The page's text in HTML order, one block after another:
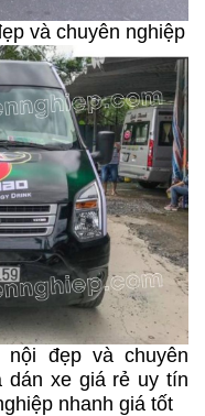
và chuyên nghiệp
đẹp và chuyên
dán xe giá rẻ uy tín
nhanh giá tốt